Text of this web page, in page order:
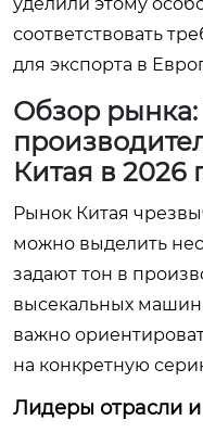
соответствовать
для экспорта в
Обзор рынка:
Китая в 2026
Рынок Китая
можно выделить
задают тон в
высекальных
важно
на конкретную
Лидеры отрасли